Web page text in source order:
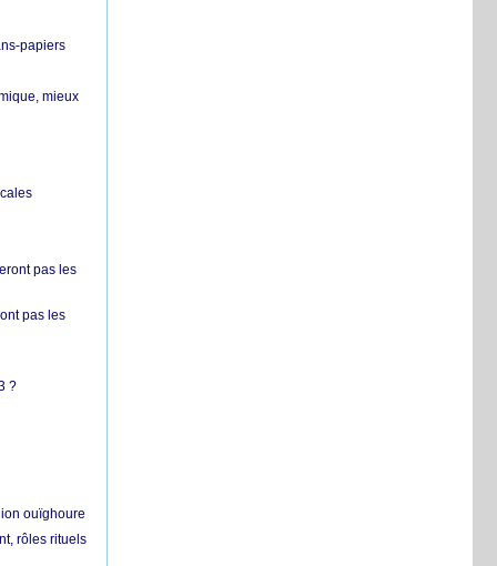
papiers
mieux
pas les
pas les
?
ouïghoure
rôles rituels